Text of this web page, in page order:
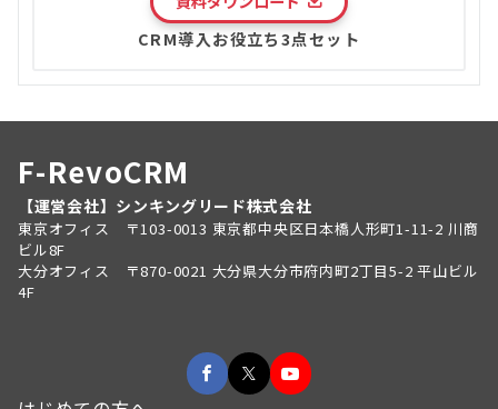
CRM導入お役立ち3点セット
F-RevoCRM
【運営会社】シンキングリード株式会社
東京オフィス 〒103-0013 東京都中央区日本橋人形町1-11-2 川商
ビル8F
大分オフィス 〒870-0021 大分県大分市府内町2丁目5-2 平山ビル
4F